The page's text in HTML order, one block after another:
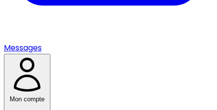
Messages
Mon compte